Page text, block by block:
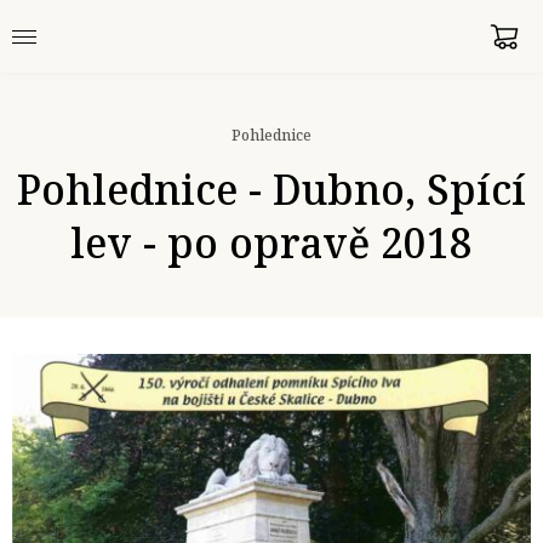
Pohlednice
Pohlednice - Dubno, Spící
lev - po opravě 2018